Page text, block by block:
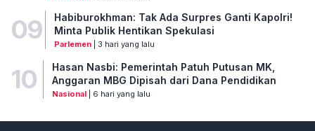
09
Habiburokhman: Tak Ada Surpres Ganti Kapolri!
Minta Publik Hentikan Spekulasi
Parlemen| 3 hari yang lalu
10
Hasan Nasbi: Pemerintah Patuh Putusan MK,
Anggaran MBG Dipisah dari Dana Pendidikan
Nasional| 6 hari yang lalu